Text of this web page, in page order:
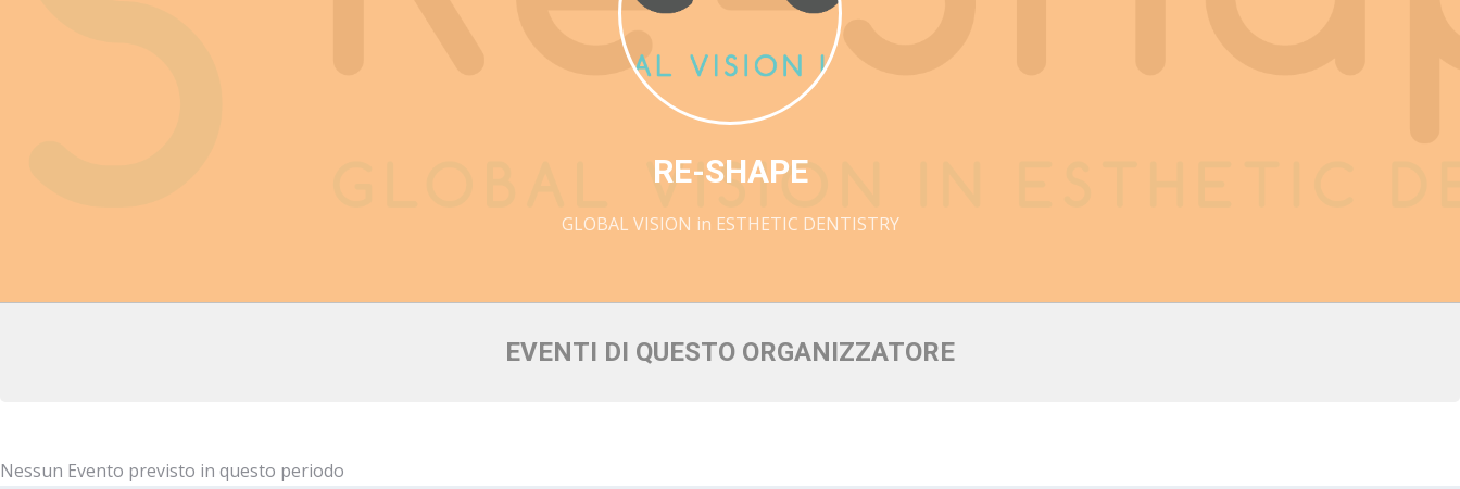
RE-SHAPE
GLOBAL VISION in ESTHETIC DENTISTRY
EVENTI DI QUESTO ORGANIZZATORE
Nessun Evento previsto in questo periodo